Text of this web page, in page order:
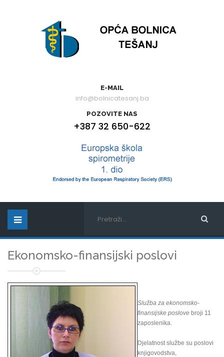
E-MAIL
info@bolnicatesanj.ba
POZOVITE NAS
+387 32 650-622
Ekonomsko-finansijski poslovi
Služba za ekonomsko-
finansijske poslove broji 11
zaposlenika.
Djelatnost službe su poslovi
knjigovodstva,